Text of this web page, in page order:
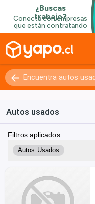
Autos usados
Filtros aplicados
Autos Usados